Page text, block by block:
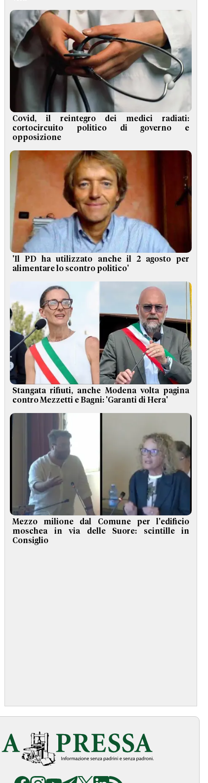
Covid, il reintegro dei medici radiati:
cortocircuito politico di governo e
opposizione
'Il PD ha utilizzato anche il 2 agosto per
alimentare lo scontro politico'
Stangata rifiuti, anche Modena volta pagina
contro Mezzetti e Bagni: 'Garanti di Hera'
Mezzo milione dal Comune per l'edificio
moschea in via delle Suore: scintille in
Consiglio